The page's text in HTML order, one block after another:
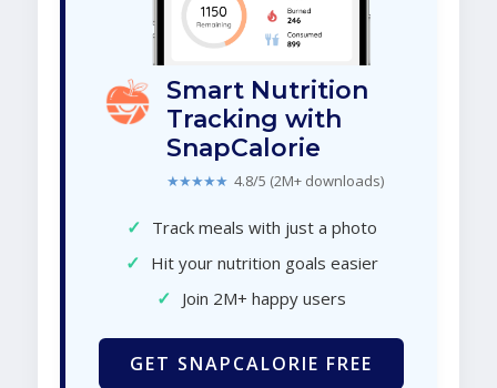
Smart Nutrition
Tracking with
SnapCalorie
★★★★★ 4.8/5 (2M+ downloads)
✓ Track meals with just a photo
✓ Hit your nutrition goals easier
✓ Join 2M+ happy users
GET SNAPCALORIE FREE